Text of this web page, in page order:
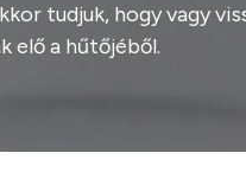
tudjuk, hogy vagy
elő a hűtőjéből.